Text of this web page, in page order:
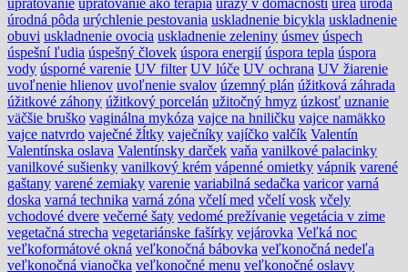
upratovanie upratovanie ako terapia úrazy v domácnosti urea úroda
úrodná pôda urýchlenie pestovania uskladnenie bicykla uskladnenie
obuvi uskladnenie ovocia uskladnenie zeleniny úsmev úspech
úspešní ľudia úspešný človek úspora energií úspora tepla úspora
vody úsporné varenie UV filter UV lúče UV ochrana UV žiarenie
uvoľnenie hlienov uvoľnenie svalov územný plán úžitková záhrada
úžitkové záhony úžitkový porcelán užitočný hmyz úzkosť uznanie
väčšie bruško vaginálna mykóza vajce na hniličku vajce namäkko
vajce natvrdo vaječné žĺtky vaječníky vajíčko valčík Valentín
Valentínska oslava Valentínsky darček vaňa vanilkové palacinky
vanilkové sušienky vanilkový krém vápenné omietky vápnik varené
gaštany varené zemiaky varenie variabilná sedačka varicor varná
doska varná technika varná zóna včelí med včelí vosk včely
vchodové dvere večerné šaty vedomé prežívanie vegetácia v zime
vegetačná strecha vegetariánske fašírky vejárovka Veľká noc
veľkoformátové okná veľkonočná bábovka veľkonočná nedeľa
veľkonočná vianočka veľkonočné menu veľkonočné oslavy